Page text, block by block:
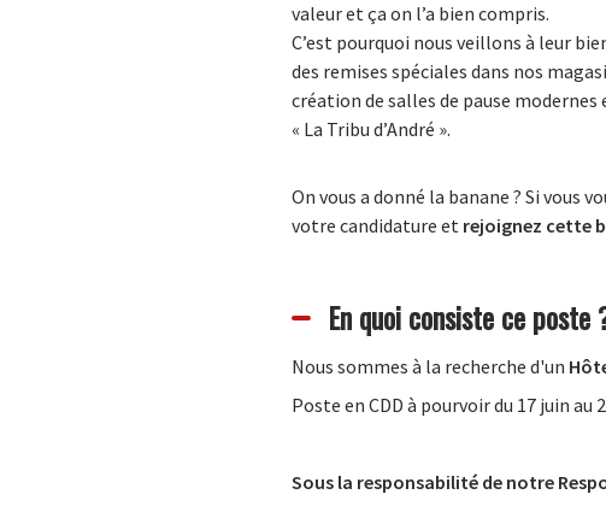
valeur et ça on l’a bien compris.
C’est pourquoi nous veillons à leur
des remises spéciales dans nos
création de salles de pause
« La Tribu d’André ».
On vous a donné la banane ? Si vous
votre candidature et rejoignez cette
En quoi consiste ce poste
Nous sommes à la recherche d'un
Poste en CDD à pourvoir du 17 juin
Sous la responsabilité de notre